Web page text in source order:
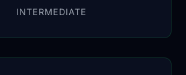
INTERMEDIATE